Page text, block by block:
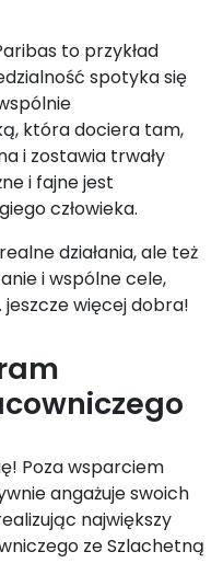
to przykład
spotyka się
która dociera tam,
i zostawia trwały
i fajne jest
człowieka.
działania, ale też
i wspólne cele,
więcej dobra!
Poza wsparciem
angażuje swoich
największy
ze Szlachetną